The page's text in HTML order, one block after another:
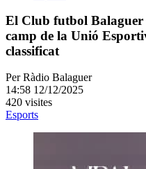
El Club futbol Balaguer
camp de la Unió
classificat
Per Ràdio Balaguer
14:58 12/12/2025
420 visites
Esports